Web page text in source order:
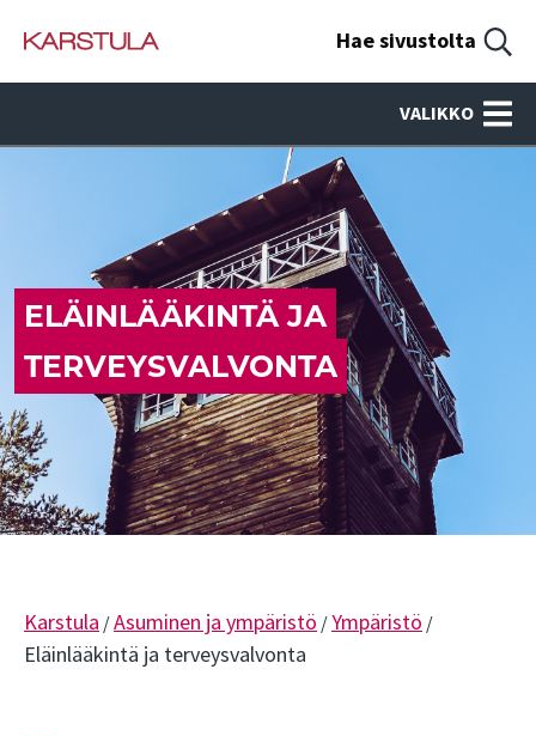
Hae sivustolta
VALIKKO
ELÄINLÄÄKINTÄ JA
TERVEYSVALVONTA
Karstula /Asuminen ja ympäristö /Ympäristö /
Eläinlääkintä ja terveysvalvonta